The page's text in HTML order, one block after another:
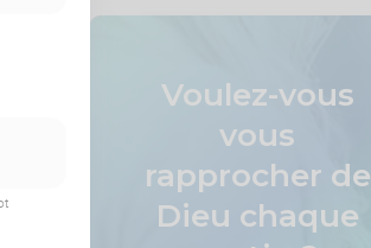
Voulez-vous
vous
rapprocher de
Dieu chaque